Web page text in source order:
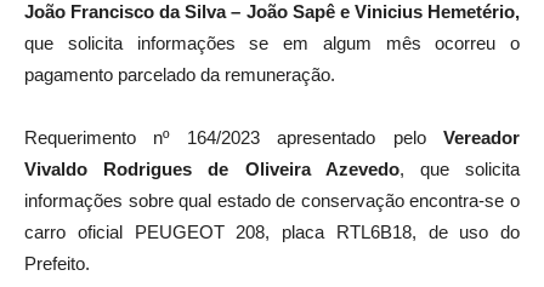
João Francisco da Silva – João Sapê e Vinicius Hemetério,
que solicita informações se em algum mês ocorreu o
pagamento parcelado da remuneração.
Requerimento nº 164/2023 apresentado pelo Vereador
Vivaldo Rodrigues de Oliveira Azevedo, que solicita
informações sobre qual estado de conservação encontra-se o
carro oficial PEUGEOT 208, placa RTL6B18, de uso do
Prefeito.